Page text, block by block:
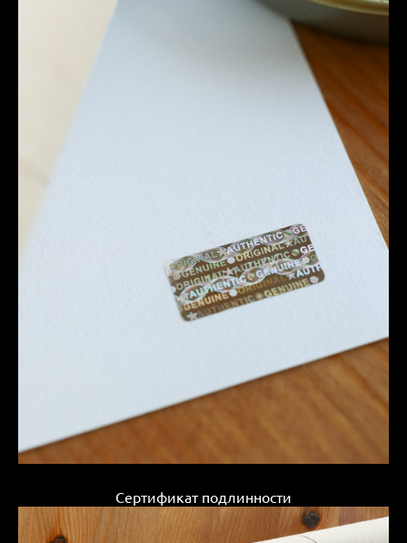
Сертификат подлинности